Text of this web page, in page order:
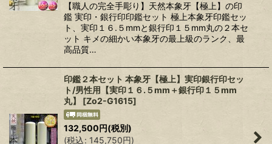
【職人の完全手彫り】天然本象牙【極上】の印
鑑 実印・銀行印印鑑セット 極上本象牙印鑑セッ
ト、実印１６.５mmと銀行印１５mm丸の２本セ
ット キメの細かい本象牙の最上級のランク、最
高品質…
印鑑２本セット 本象牙【極上】実印銀行印セッ
ト/男性用【実印１６.５mm＋銀行印１５mm
丸】
[Zo2-G1615]
132,500円(税別)
(税込: 145,750円)